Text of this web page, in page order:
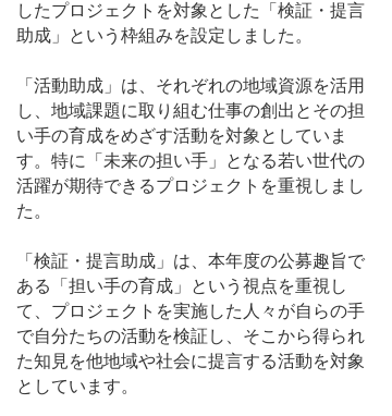
したプロジェクトを対象とした「検証・提言
助成」という枠組みを設定しました。
「活動助成」は、それぞれの地域資源を活用
し、地域課題に取り組む仕事の創出とその担
い手の育成をめざす活動を対象としていま
す。特に「未来の担い手」となる若い世代の
活躍が期待できるプロジェクトを重視しまし
た。
「検証・提言助成」は、本年度の公募趣旨で
ある「担い手の育成」という視点を重視し
て、プロジェクトを実施した人々が自らの手
で自分たちの活動を検証し、そこから得られ
た知見を他地域や社会に提言する活動を対象
としています。